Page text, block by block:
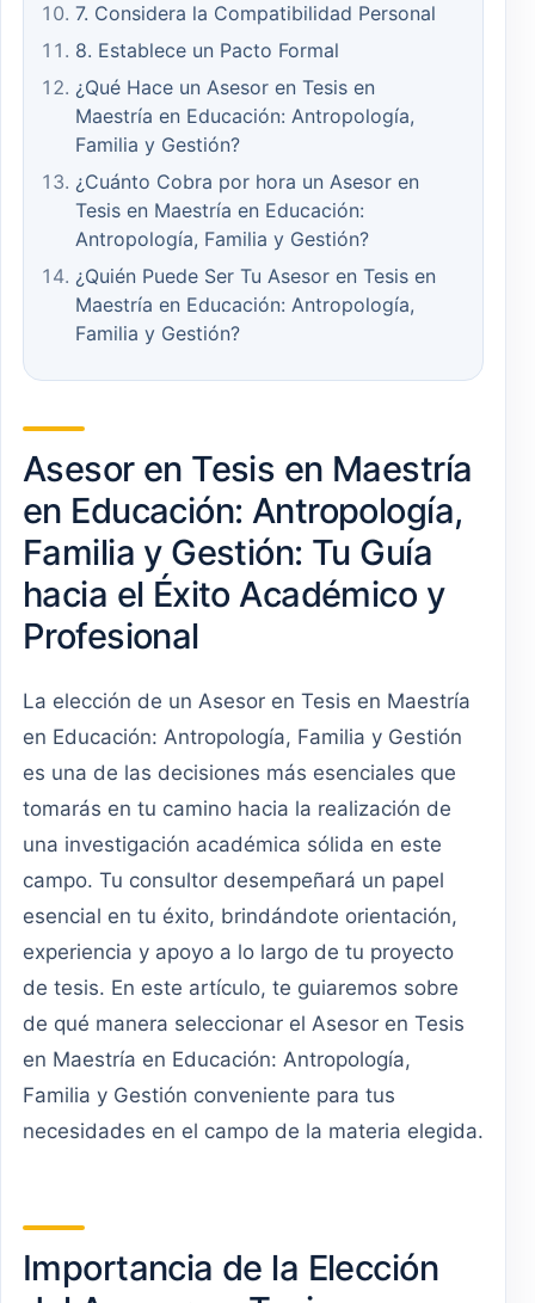
7. Considera la Compatibilidad Personal
8. Establece un Pacto Formal
¿Qué Hace un Asesor en Tesis en
Maestría en Educación: Antropología,
Familia y Gestión?
¿Cuánto Cobra por hora un Asesor en
Tesis en Maestría en Educación:
Antropología, Familia y Gestión?
¿Quién Puede Ser Tu Asesor en Tesis en
Maestría en Educación: Antropología,
Familia y Gestión?
Asesor en Tesis en Maestría
en Educación: Antropología,
Familia y Gestión: Tu Guía
hacia el Éxito Académico y
Profesional
La elección de un Asesor en Tesis en Maestría
en Educación: Antropología, Familia y Gestión
es una de las decisiones más esenciales que
tomarás en tu camino hacia la realización de
una investigación académica sólida en este
campo. Tu consultor desempeñará un papel
esencial en tu éxito, brindándote orientación,
experiencia y apoyo a lo largo de tu proyecto
de tesis. En este artículo, te guiaremos sobre
de qué manera seleccionar el Asesor en Tesis
en Maestría en Educación: Antropología,
Familia y Gestión conveniente para tus
necesidades en el campo de la materia elegida.
Importancia de la Elección